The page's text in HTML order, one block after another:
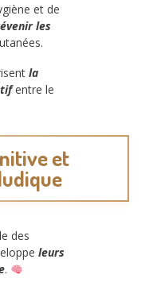
et de
les
la
entre le
et
des
leurs
.